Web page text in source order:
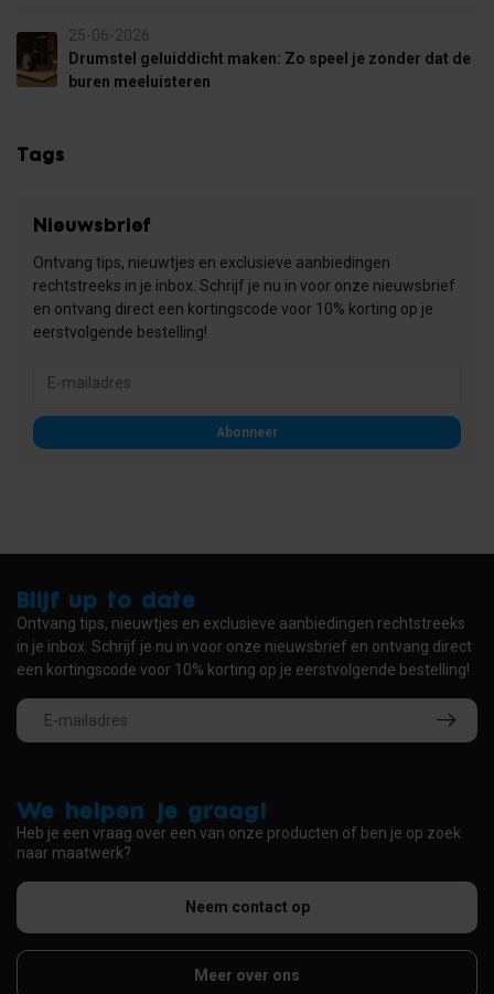
25-06-2026
Drumstel geluiddicht maken: Zo speel je zonder dat de
buren meeluisteren
Tags
Nieuwsbrief
Ontvang tips, nieuwtjes en exclusieve aanbiedingen
rechtstreeks in je inbox. Schrijf je nu in voor onze nieuwsbrief
en ontvang direct een kortingscode voor 10% korting op je
eerstvolgende bestelling!
Abonneer
We helpen je graag!
Heb je een vraag over een van onze producten of ben je op zoek
naar maatwerk?
Neem contact op
Meer over ons
Blijf up to date
Ontvang tips, nieuwtjes en exclusieve aanbiedingen rechtstreeks
in je inbox. Schrijf je nu in voor onze nieuwsbrief en ontvang direct
een kortingscode voor 10% korting op je eerstvolgende bestelling!